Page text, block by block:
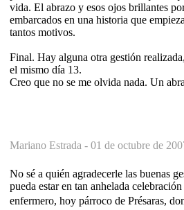
vida. El abrazo y esos ojos brillantes
embarcados en una historia que
tantos motivos.
Final. Hay alguna otra gestión
el mismo día 13.
Creo que no se me olvida nada. Un
Mariano Estrada - 01 de octubre de
No sé a quién agradecerle las buenas
pueda estar en tan anhelada
enfermero, hoy párroco de Présaras,